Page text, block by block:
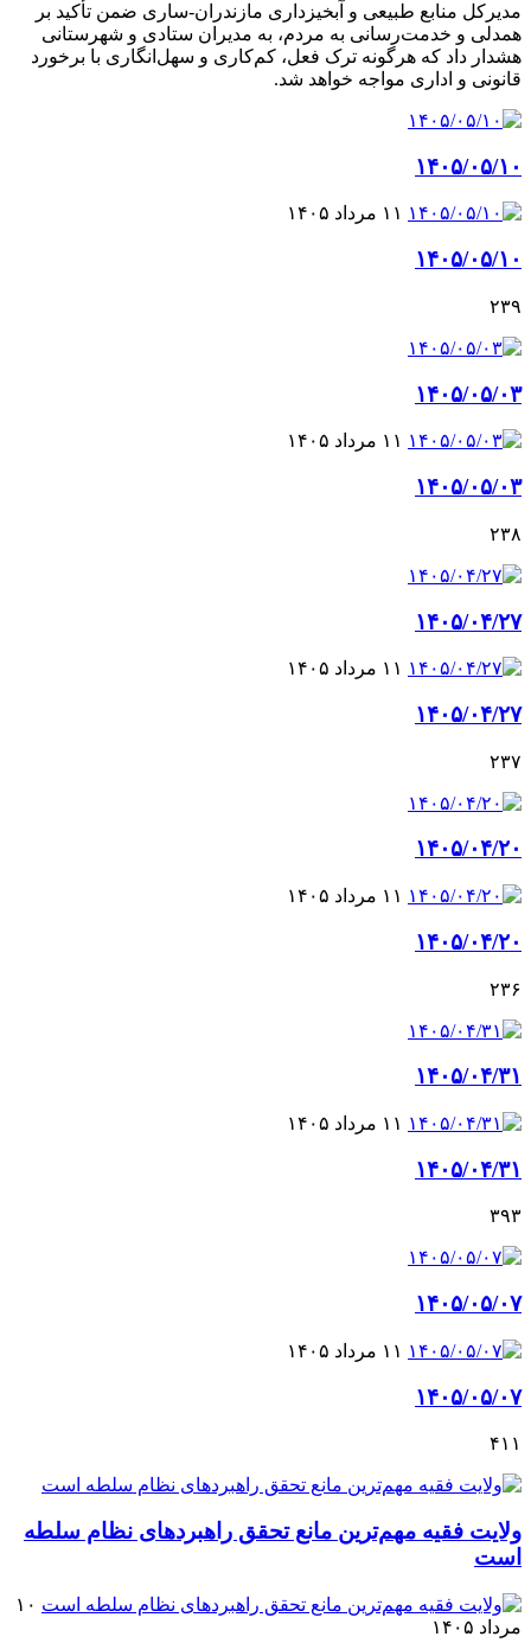
مدیرکل منابع طبیعی و آبخیزداری مازندران-ساری ضمن تأکید بر
همدلی و خدمت‌رسانی به مردم، به مدیران ستادی و شهرستانی
هشدار داد که هرگونه ترک فعل، کم‌کاری و سهل‌انگاری با برخورد
قانونی و اداری مواجه خواهد شد.
۱۴۰۵/۰۵/۱۰
۱۱ مرداد ۱۴۰۵
۱۴۰۵/۰۵/۱۰
۲۳۹
۱۴۰۵/۰۵/۰۳
۱۱ مرداد ۱۴۰۵
۱۴۰۵/۰۵/۰۳
۲۳۸
۱۴۰۵/۰۴/۲۷
۱۱ مرداد ۱۴۰۵
۱۴۰۵/۰۴/۲۷
۲۳۷
۱۴۰۵/۰۴/۲۰
۱۱ مرداد ۱۴۰۵
۱۴۰۵/۰۴/۲۰
۲۳۶
۱۴۰۵/۰۴/۳۱
۱۱ مرداد ۱۴۰۵
۱۴۰۵/۰۴/۳۱
۳۹۳
۱۴۰۵/۰۵/۰۷
۱۱ مرداد ۱۴۰۵
۱۴۰۵/۰۵/۰۷
۴۱۱
ولایت فقیه مهم‌ترین مانع تحقق راهبردهای نظام سلطه
است
۱۰
مرداد ۱۴۰۵